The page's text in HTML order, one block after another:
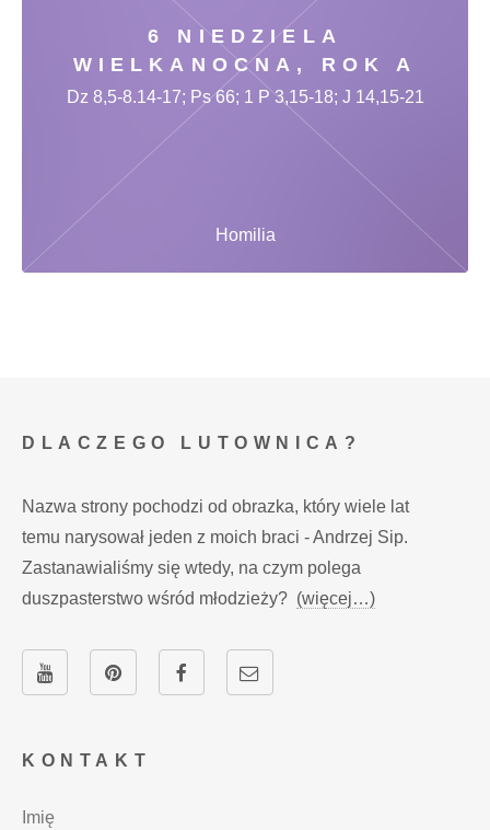
6 NIEDZIELA
WIELKANOCNA, ROK A
Homilia
Dz 8,5-8.14-17; Ps 66; 1 P 3,15-18; J 14,15-21
KONTAKT
DLACZEGO LUTOWNICA?
Nazwa strony pochodzi od obrazka, który wiele lat
temu narysował jeden z moich braci - Andrzej Sip.
Zastanawialiśmy się wtedy, na czym polega
duszpasterstwo wśród młodzieży? (więcej…)